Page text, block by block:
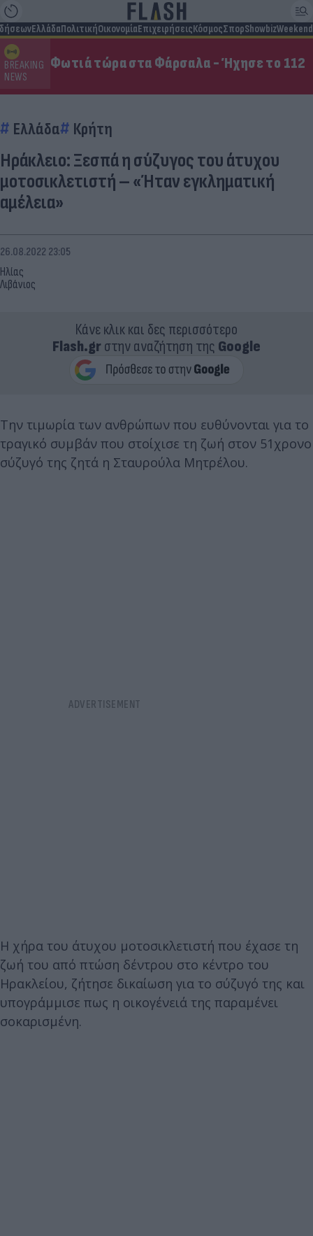
ΕλλάδαΠολιτικήΟικονομίαΕπιχειρήσειςΚόσμοςΣπορShowbizWeekend
BREAKING
NEWS
Φωτιά τώρα στα Φάρσαλα - Ήχησε το 112
Ελλάδα Κρήτη
Ηράκλειο: Ξεσπά η σύζυγος του άτυχου
μοτοσικλετιστή – «Ήταν εγκληματική
αμέλεια»
Ηλίας
Λιβάνιος
26.08.2022 23:05
Κάνε κλικ και δες περισσότερο
Flash.grστην αναζήτηση της Google
Την τιμωρία των ανθρώπων που ευθύνονται για το
τραγικό συμβάν που στοίχισε τη ζωή στον 51χρονο
σύζυγό της ζητά η Σταυρούλα Μητρέλου.
Η χήρα του άτυχου μοτοσικλετιστή που έχασε τη
ζωή του από πτώση δέντρου στο κέντρο του
Ηρακλείου, ζήτησε δικαίωση για το σύζυγό της και
υπογράμμισε πως η οικογένειά της παραμένει
σοκαρισμένη.